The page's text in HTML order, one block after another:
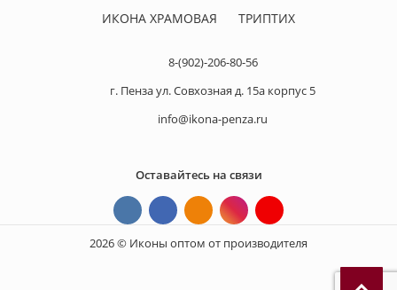
ИКОНА ХРАМОВАЯ
ТРИПТИХ
8-(902)-206-80-56
г. Пенза ул. Совхозная д. 15а корпус 5
info@ikona-penza.ru
Оставайтесь на связи
2026 © Иконы оптом от производителя